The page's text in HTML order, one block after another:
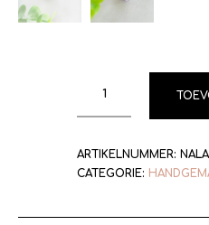
ARTIKELNUMMER:
CATEGORIE: